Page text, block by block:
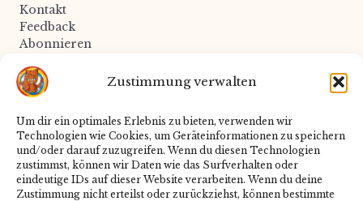
Zustimmung verwalten
Um dir ein optimales Erlebnis zu bieten, verwenden wir
Technologien wie Cookies, um Geräteinformationen zu speichern
und/oder darauf zuzugreifen. Wenn du diesen Technologien
zustimmst, können wir Daten wie das Surfverhalten oder
eindeutige IDs auf dieser Website verarbeiten. Wenn du deine
Zustimmung nicht erteilst oder zurückziehst, können bestimmte
Kontakt
Feedback
Abonnieren
Rechtliches
Datenschutz
Impressum
Cookie-Richtlinie